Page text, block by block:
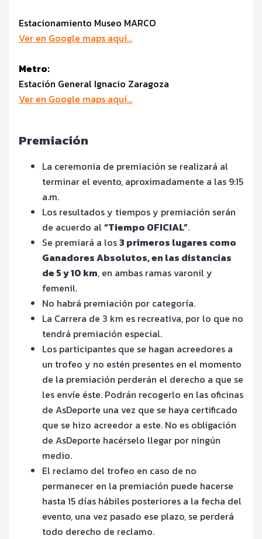
Estacionamiento Museo MARCO
Ver en Google maps aquí…
Metro:
Estación General Ignacio Zaragoza
Ver en Google maps aquí…
Premiación
La ceremonia de premiación se realizará al
terminar el evento, aproximadamente a las 9:15
a.m.
Los resultados y tiempos y premiación serán
de acuerdo al“Tiempo OFICIAL”.
Se premiará a los3 primeros lugares como
Ganadores Absolutos, en las distancias
de 5 y 10 km, en ambas ramas varonil y
femenil.
No habrá premiación por categoría.
La Carrera de 3 km es recreativa, por lo que no
tendrá premiación especial.
Los participantes que se hagan acreedores a
un trofeo y no estén presentes en el momento
de la premiación perderán el derecho a que se
les envíe éste. Podrán recogerlo en las oficinas
de AsDeporte una vez que se haya certificado
que se hizo acreedor a este. No es obligación
de AsDeporte hacérselo llegar por ningún
medio.
El reclamo del trofeo en caso de no
permanecer en la premiación puede hacerse
hasta 15 días hábiles posteriores a la fecha del
evento, una vez pasado ese plazo, se perderá
todo derecho de reclamo.